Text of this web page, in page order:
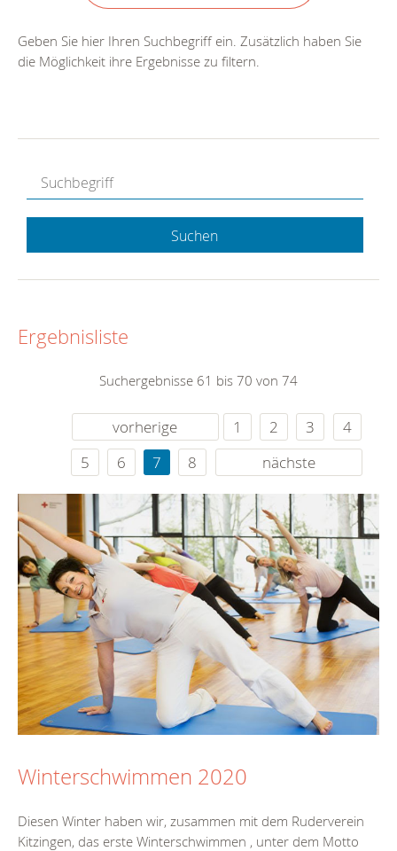
Geben Sie hier Ihren Suchbegriff ein. Zusätzlich haben Sie
die Möglichkeit ihre Ergebnisse zu filtern.
Suchen
Ergebnisliste
Suchergebnisse 61 bis 70 von 74
vorherige 1 2 3
4
5
6 7 8 nächste
Winterschwimmen 2020
Diesen Winter haben wir, zusammen mit dem Ruderverein
Kitzingen, das erste Winterschwimmen , unter dem Motto